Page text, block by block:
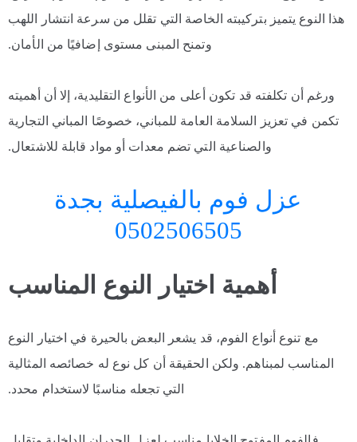
هذا النوع يتميز بتركيبته الخاصة التي تقلل من سرعة انتشار اللهب
وتمنح المبنى مستوى إضافيًا من الأمان.
ورغم أن تكلفته قد تكون أعلى من الأنواع التقليدية، إلا أن أهميته
تكمن في تعزيز السلامة العامة للمباني، خصوصًا المباني التجارية
والصناعية التي تضم معدات أو مواد قابلة للاشتعال.
عزل فوم بالفيصلية بجدة
0502506505
أهمية اختيار النوع المناسب
مع تنوع أنواع الفوم، قد يشعر البعض بالحيرة في اختيار النوع
المناسب لمبناهم. ولكن الحقيقة أن كل نوع له خصائصه المثالية
التي تجعله مناسبًا لاستخدام محدد.